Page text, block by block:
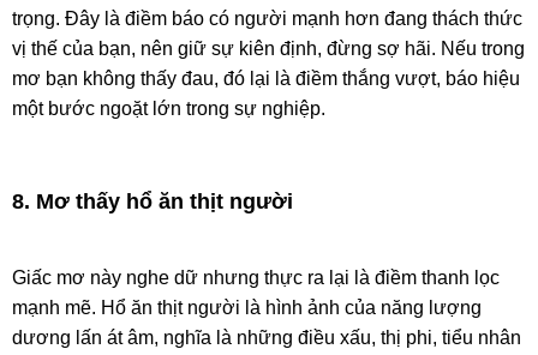
trọng. Đây là điềm báo có người mạnh hơn đang thách thức
vị thế của bạn, nên giữ sự kiên định, đừng sợ hãi. Nếu trong
mơ bạn không thấy đau, đó lại là điềm thắng vượt, báo hiệu
một bước ngoặt lớn trong sự nghiệp.
8. Mơ thấy hổ ăn thịt người
Giấc mơ này nghe dữ nhưng thực ra lại là điềm thanh lọc
mạnh mẽ. Hổ ăn thịt người là hình ảnh của năng lượng
dương lấn át âm, nghĩa là những điều xấu, thị phi, tiểu nhân